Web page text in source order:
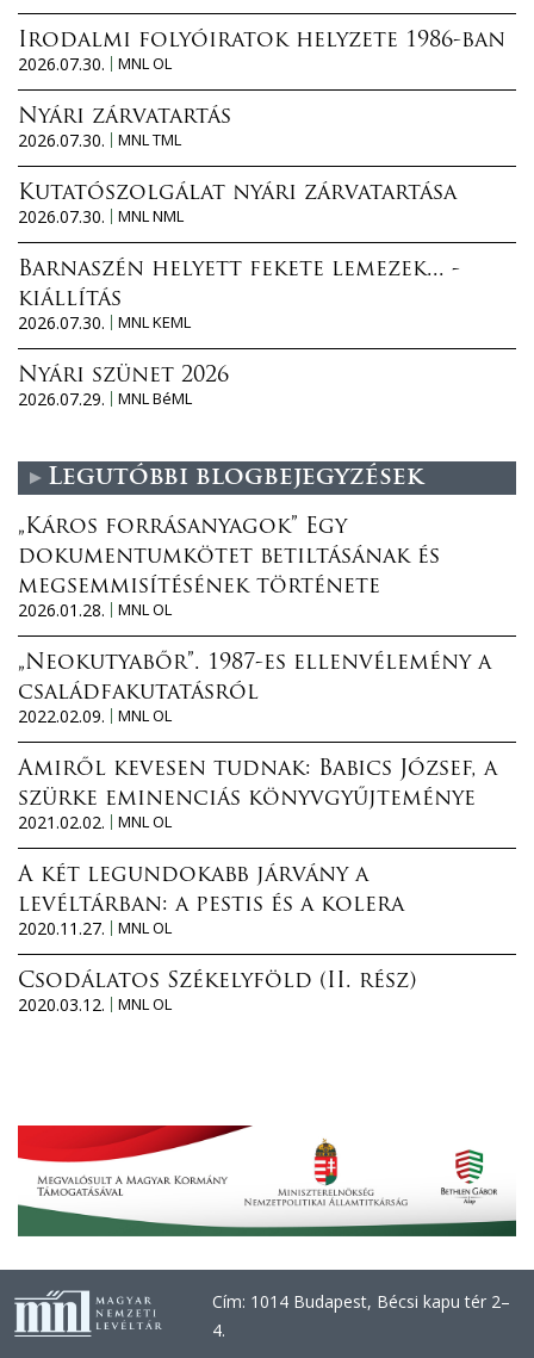
Irodalmi folyóiratok helyzete 1986-ban
2026.07.30.
MNL OL
Nyári zárvatartás
2026.07.30.
MNL TML
Kutatószolgálat nyári zárvatartása
2026.07.30.
MNL NML
Barnaszén helyett fekete lemezek... -
kiállítás
2026.07.30.
MNL KEML
Nyári szünet 2026
2026.07.29.
MNL BéML
Legutóbbi blogbejegyzések
„Káros forrásanyagok” Egy
dokumentumkötet betiltásának és
megsemmisítésének története
2026.01.28.
MNL OL
„Neokutyabőr”. 1987-es ellenvélemény a
családfakutatásról
2022.02.09.
MNL OL
Amiről kevesen tudnak: Babics József, a
szürke eminenciás könyvgyűjteménye
2021.02.02.
MNL OL
A két legundokabb járvány a
levéltárban: a pestis és a kolera
2020.11.27.
MNL OL
Csodálatos Székelyföld (II. rész)
2020.03.12.
MNL OL
Cím: 1014 Budapest, Bécsi kapu tér 2–
4.